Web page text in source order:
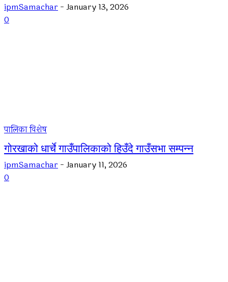
ipmSamachar - January 13, 2026
0
पालिका विशेष
गोरखाको धार्चे गाउँपालिकाको हिउँदे गाउँसभा सम्पन्न
ipmSamachar - January 11, 2026
0